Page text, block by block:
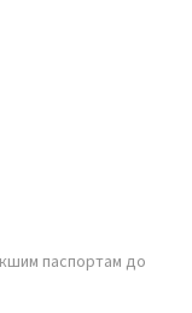
паспортам до